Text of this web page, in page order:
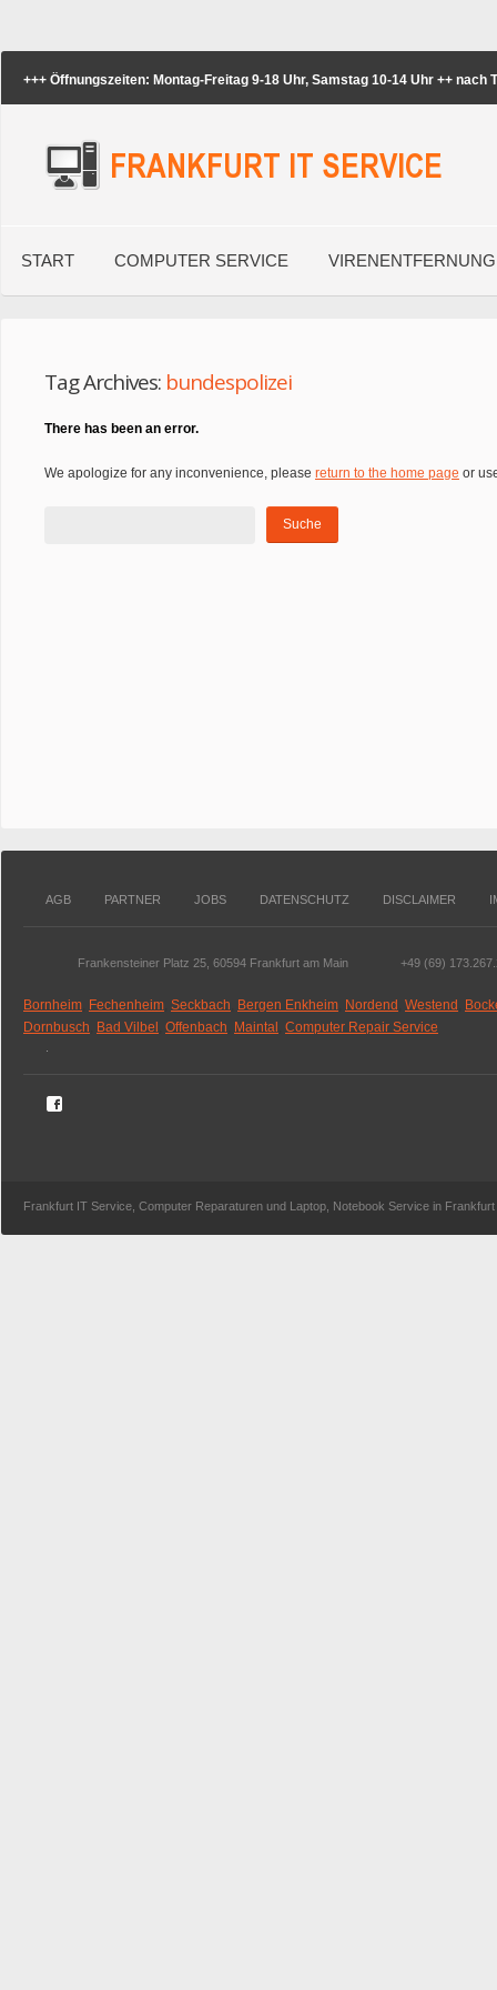
+++ Öffnungszeiten: Montag-Freitag 9-18 Uhr, Samstag 10-14 Uhr ++ nach
START COMPUTER SERVICE VIRENENTFERNUNG
Tag Archives: bundespolizei
There has been an error.
We apologize for any inconvenience, please return to the home page or
AGB PARTNER JOBS DATENSCHUTZ DISCLAIMER
Frankensteiner Platz 25, 60594 Frankfurt am Main +49 (69)
Bornheim Fechenheim Seckbach Bergen Enkheim Nordend Westend
Dornbusch
Bad Vilbel Offenbach Maintal Computer Repair Service
Frankfurt IT Service, Computer Reparaturen und Laptop, Notebook Service in